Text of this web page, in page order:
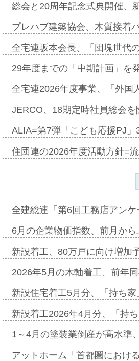
総会と20周年記念式典開催、
プレハブ建築協会、木質接着
全宅連坂本会長、「団塊世代
29年度までの「中期計画」を
全宅連2026年度事業、「外
JERCO、18期定時社員総会
ALIA=第7弾「こども応援PJ
住団連の2026年度活動方針=
全建総連「第6回工務店アン
6月の企業物価指数、前月か
新設着工、80万戸に向け増
2026年5月の木軸着工、前年
新設住宅着工5月分、「持ち
新設着工2026年4月分、「持
1～4月の塗装業倒産が高水準
アットホーム「首都圏におけ